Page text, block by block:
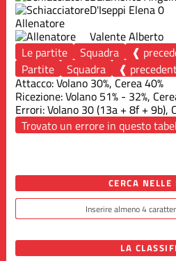
D'Iseppi Elena0
Allenatore
Valente Alberto
Le partite
Squadra ❰
Partite
Squadra
❰
Attacco: Volano 30%, Cerea 40%
Ricezione: Volano 51% - 32%,
Errori: Volano 30 (13a + 8f + 9b),
Trovato un errore in questo
CERCA NELLE
LA